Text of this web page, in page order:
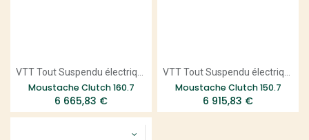
Moustache Clutch 160.7
6 665,83 €
Moustache Clutch 150.7
6 915,83 €